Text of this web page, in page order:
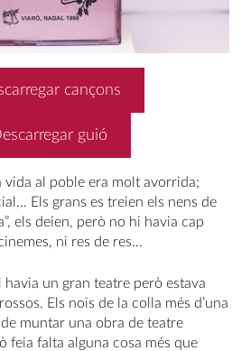
cançons
guió
vida al poble era molt avorrida;
Els grans es treien els nens de
els deien, però no hi havia cap
ni res de res…
havia un gran teatre però estava
Els nois de la colla més d’una
muntar una obra de teatre
feia falta alguna cosa més que